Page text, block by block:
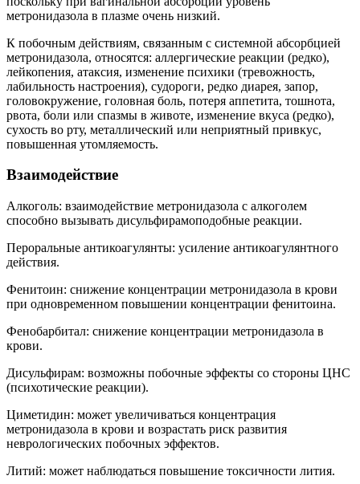
метронидазола в плазме очень низкий.
К побочным действиям, связанным с системной абсорбцией
метронидазола, относятся: аллергические реакции (редко),
лейкопения, атаксия, изменение психики (тревожность,
лабильность настроения), судороги, редко диарея, запор,
головокружение, головная боль, потеря аппетита, тошнота,
рвота, боли или спазмы в животе, изменение вкуса (редко),
сухость во рту, металлический или неприятный привкус,
повышенная утомляемость.
Взаимодействие
Алкоголь: взаимодействие метронидазола с алкоголем
способно вызывать дисульфирамоподобные реакции.
Пероральные антикоагулянты: усиление антикоагулянтного
действия.
Фенитоин: снижение концентрации метронидазола в крови
при одновременном повышении концентрации фенитоина.
Фенобарбитал: снижение концентрации метронидазола в
крови.
Дисульфирам: возможны побочные эффекты со стороны ЦНС
(психотические реакции).
Циметидин: может увеличиваться концентрация
метронидазола в крови и возрастать риск развития
неврологических побочных эффектов.
Литий: может наблюдаться повышение токсичности лития.